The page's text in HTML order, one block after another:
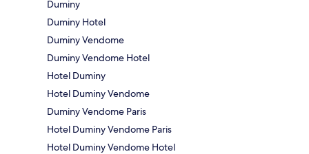
Duminy
Duminy Hotel
Duminy Vendome
Duminy Vendome Hotel
Hotel Duminy
Hotel Duminy Vendome
Duminy Vendome Paris
Hotel Duminy Vendome Paris
Hotel Duminy Vendome Hotel